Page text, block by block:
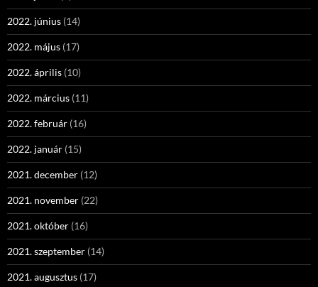
2022. június (14)
2022. május (17)
2022. április (10)
2022. március (11)
2022. február (16)
2022. január (15)
2021. december (12)
2021. november (22)
2021. október (16)
2021. szeptember (14)
2021. augusztus (17)